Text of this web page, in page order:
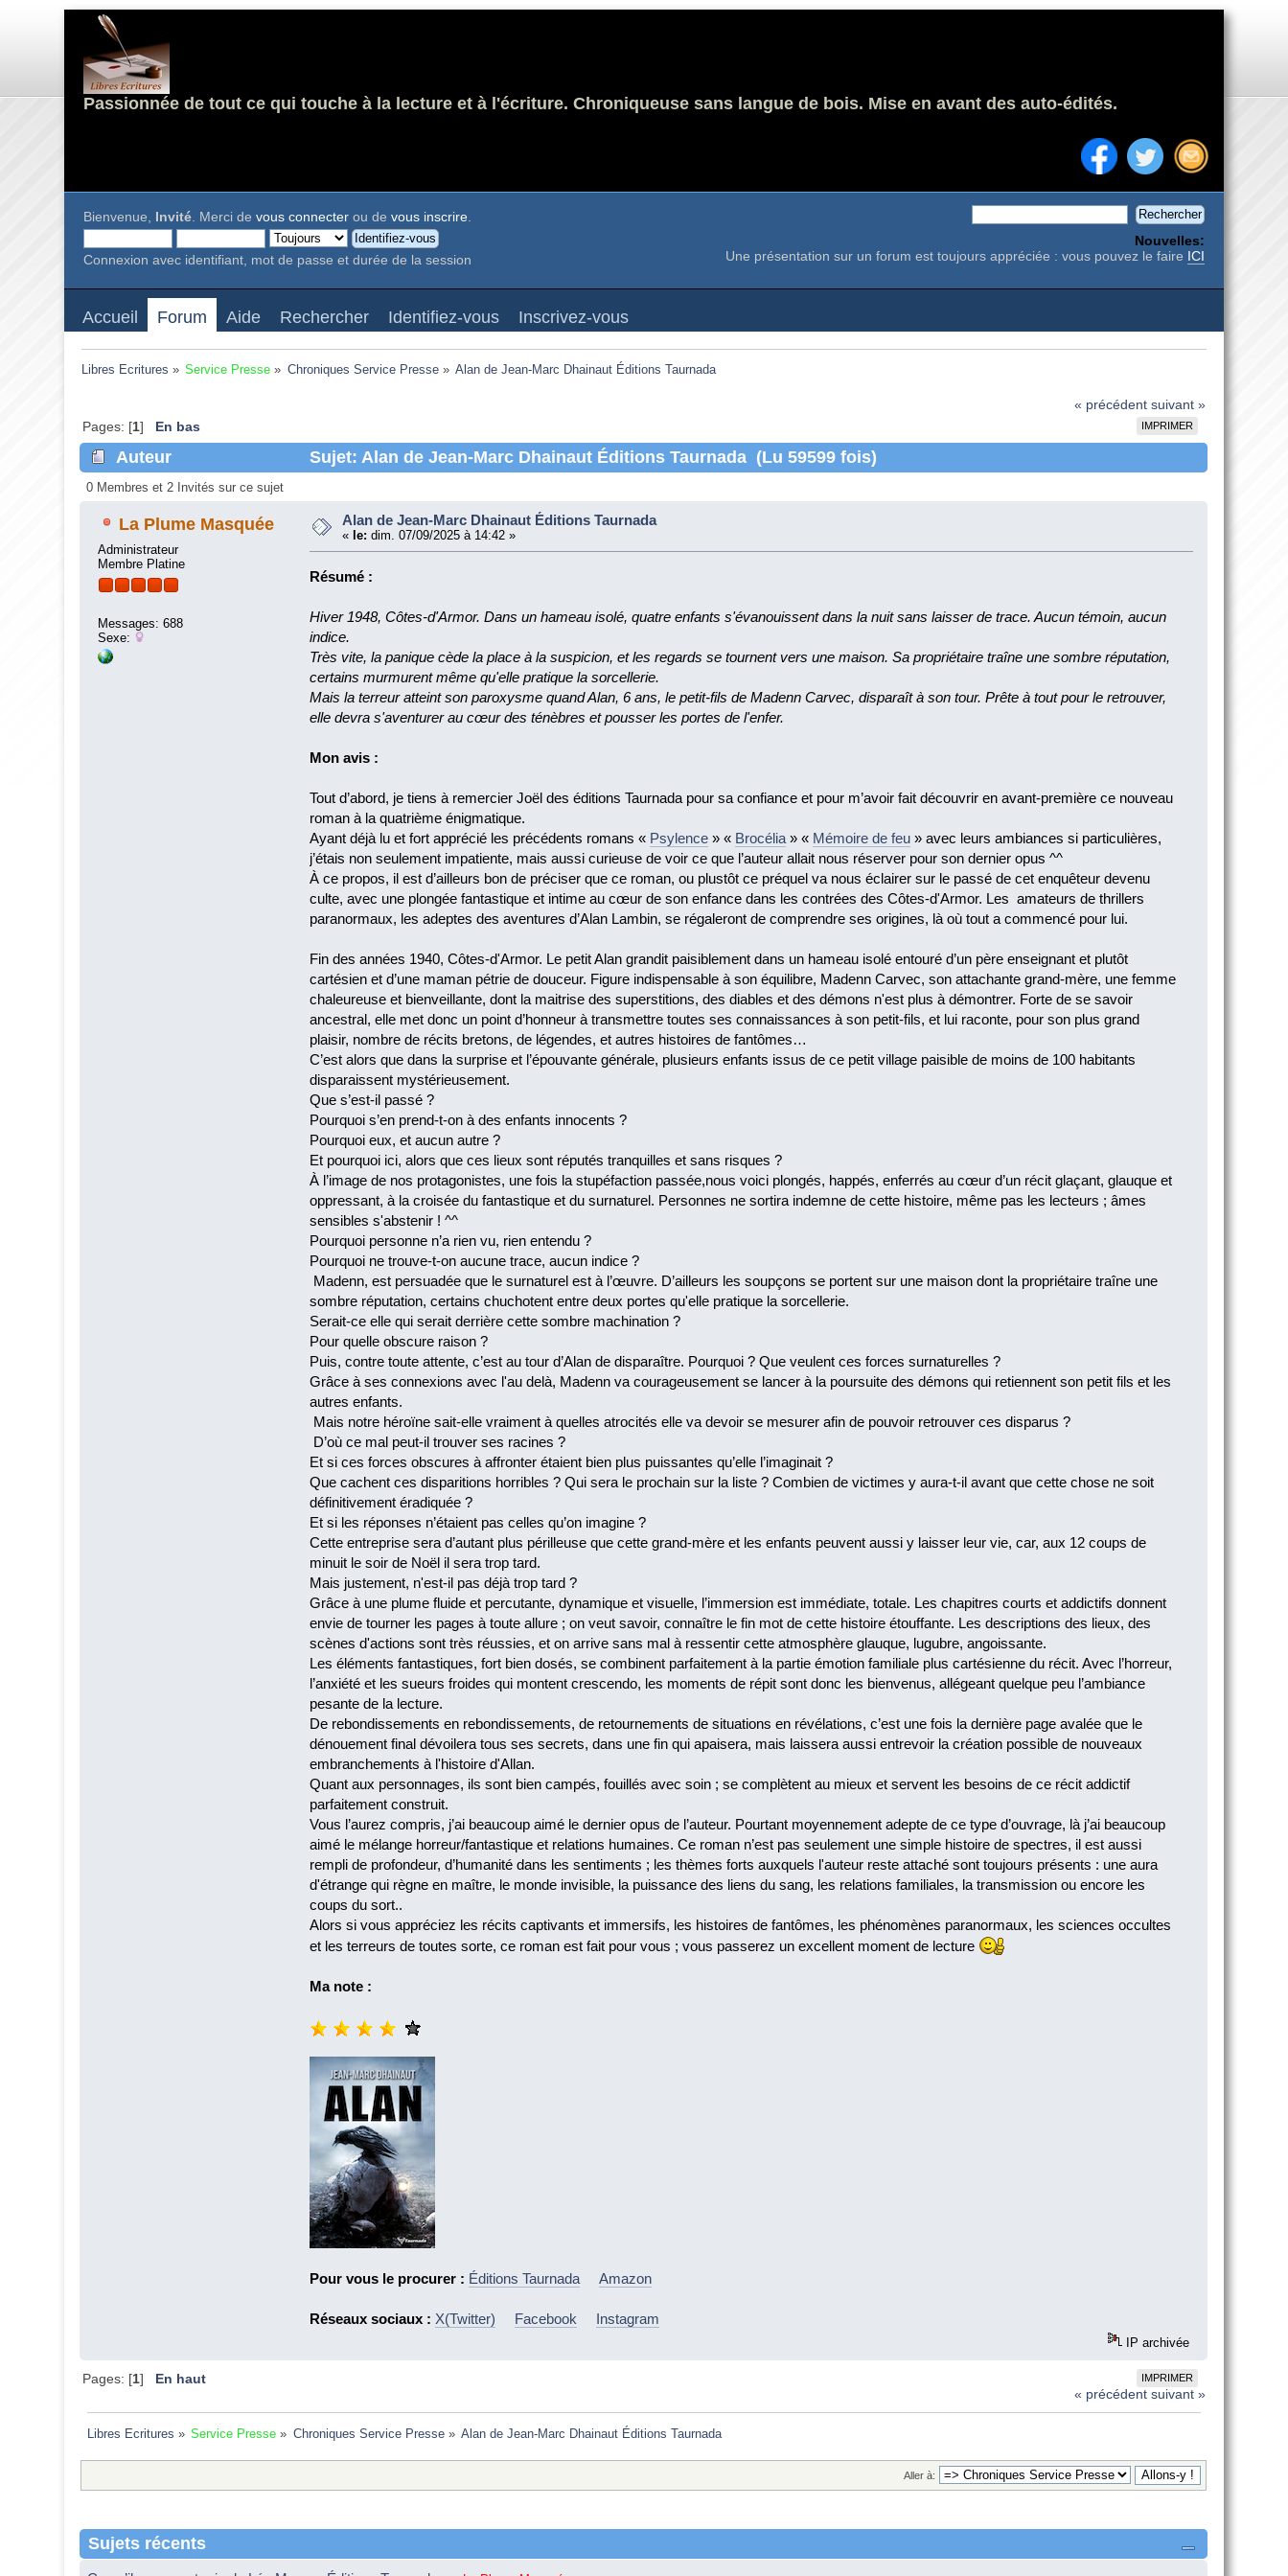
Passionnée de tout ce qui touche à la lecture et à l'écriture. Chroniqueuse sans langue de bois. Mise en avant des auto-édités.
Bienvenue, Invité. Merci devous connecter ou devous inscrire.
Connexion avec identifiant, mot de passe et durée de la session
Nouvelles:
Une présentation sur un forum est toujours appréciée : vous pouvez le faire ICI
Accueil Forum Aide Rechercher Identifiez-vous Inscrivez-vous
Libres Ecritures » Service Presse » Chroniques Service Presse» Alan de Jean-Marc Dhainaut Éditions Taurnada
« précédent suivant »
IMPRIMER
Pages: [1] En bas
Auteur Sujet: Alan de Jean-Marc Dhainaut Éditions Taurnada (Lu 59599 fois)
0 Membres et 2 Invités sur ce sujet
La Plume Masquée
Administrateur
Membre Platine
Messages: 688
Sexe:
Alan de Jean-Marc Dhainaut Éditions Taurnada
« le: dim. 07/09/2025 à 14:42 »
Résumé :
Hiver 1948, Côtes-d'Armor. Dans un hameau isolé, quatre enfants s'évanouissent dans la nuit sans laisser de trace. Aucun témoin, aucun
indice.
Très vite, la panique cède la place à la suspicion, et les regards se tournent vers une maison. Sa propriétaire traîne une sombre réputation,
certains murmurent même qu'elle pratique la sorcellerie.
Mais la terreur atteint son paroxysme quand Alan, 6 ans, le petit-fils de Madenn Carvec, disparaît à son tour. Prête à tout pour le retrouver,
elle devra s'aventurer au cœur des ténèbres et pousser les portes de l'enfer.
Mon avis :
Tout d’abord, je tiens à remercier Joël des éditions Taurnada pour sa confiance et pour m’avoir fait découvrir en avant-première ce nouveau
roman à la quatrième énigmatique.
Ayant déjà lu et fort apprécié les précédents romans « Psylence » « Brocélia » « Mémoire de feu » avec leurs ambiances si particulières,
j’étais non seulement impatiente, mais aussi curieuse de voir ce que l’auteur allait nous réserver pour son dernier opus ^^
À ce propos, il est d’ailleurs bon de préciser que ce roman, ou plustôt ce préquel va nous éclairer sur le passé de cet enquêteur devenu
culte, avec une plongée fantastique et intime au cœur de son enfance dans les contrées des Côtes-d'Armor. Les amateurs de thrillers
paranormaux, les adeptes des aventures d’Alan Lambin, se régaleront de comprendre ses origines, là où tout a commencé pour lui.
Fin des années 1940, Côtes-d'Armor. Le petit Alan grandit paisiblement dans un hameau isolé entouré d’un père enseignant et plutôt
cartésien et d’une maman pétrie de douceur. Figure indispensable à son équilibre, Madenn Carvec, son attachante grand-mère, une femme
chaleureuse et bienveillante, dont la maitrise des superstitions, des diables et des démons n'est plus à démontrer. Forte de se savoir
ancestral, elle met donc un point d’honneur à transmettre toutes ses connaissances à son petit-fils, et lui raconte, pour son plus grand
plaisir, nombre de récits bretons, de légendes, et autres histoires de fantômes…
C’est alors que dans la surprise et l’épouvante générale, plusieurs enfants issus de ce petit village paisible de moins de 100 habitants
disparaissent mystérieusement.
Que s’est-il passé ?
Pourquoi s’en prend-t-on à des enfants innocents ?
Pourquoi eux, et aucun autre ?
Et pourquoi ici, alors que ces lieux sont réputés tranquilles et sans risques ?
À l’image de nos protagonistes, une fois la stupéfaction passée,nous voici plongés, happés, enferrés au cœur d’un récit glaçant, glauque et
oppressant, à la croisée du fantastique et du surnaturel. Personnes ne sortira indemne de cette histoire, même pas les lecteurs ; âmes
sensibles s'abstenir ! ^^
Pourquoi personne n’a rien vu, rien entendu ?
Pourquoi ne trouve-t-on aucune trace, aucun indice ?
Madenn, est persuadée que le surnaturel est à l’œuvre. D’ailleurs les soupçons se portent sur une maison dont la propriétaire traîne une
sombre réputation, certains chuchotent entre deux portes qu'elle pratique la sorcellerie.
Serait-ce elle qui serait derrière cette sombre machination ?
Pour quelle obscure raison ?
Puis, contre toute attente, c’est au tour d’Alan de disparaître. Pourquoi ? Que veulent ces forces surnaturelles ?
Grâce à ses connexions avec l'au delà, Madenn va courageusement se lancer à la poursuite des démons qui retiennent son petit fils et les
autres enfants.
Mais notre héroïne sait-elle vraiment à quelles atrocités elle va devoir se mesurer afin de pouvoir retrouver ces disparus ?
D’où ce mal peut-il trouver ses racines ?
Et si ces forces obscures à affronter étaient bien plus puissantes qu’elle l’imaginait ?
Que cachent ces disparitions horribles ? Qui sera le prochain sur la liste ? Combien de victimes y aura-t-il avant que cette chose ne soit
définitivement éradiquée ?
Et si les réponses n’étaient pas celles qu’on imagine ?
Cette entreprise sera d’autant plus périlleuse que cette grand-mère et les enfants peuvent aussi y laisser leur vie, car, aux 12 coups de
minuit le soir de Noël il sera trop tard.
Mais justement, n'est-il pas déjà trop tard ?
Grâce à une plume fluide et percutante, dynamique et visuelle, l’immersion est immédiate, totale. Les chapitres courts et addictifs donnent
envie de tourner les pages à toute allure ; on veut savoir, connaître le fin mot de cette histoire étouffante. Les descriptions des lieux, des
scènes d'actions sont très réussies, et on arrive sans mal à ressentir cette atmosphère glauque, lugubre, angoissante.
Les éléments fantastiques, fort bien dosés, se combinent parfaitement à la partie émotion familiale plus cartésienne du récit. Avec l’horreur,
l’anxiété et les sueurs froides qui montent crescendo, les moments de répit sont donc les bienvenus, allégeant quelque peu l’ambiance
pesante de la lecture.
De rebondissements en rebondissements, de retournements de situations en révélations, c’est une fois la dernière page avalée que le
dénouement final dévoilera tous ses secrets, dans une fin qui apaisera, mais laissera aussi entrevoir la création possible de nouveaux
embranchements à l'histoire d'Allan.
Quant aux personnages, ils sont bien campés, fouillés avec soin ; se complètent au mieux et servent les besoins de ce récit addictif
parfaitement construit.
Vous l’aurez compris, j’ai beaucoup aimé le dernier opus de l’auteur. Pourtant moyennement adepte de ce type d’ouvrage, là j’ai beaucoup
aimé le mélange horreur/fantastique et relations humaines. Ce roman n’est pas seulement une simple histoire de spectres, il est aussi
rempli de profondeur, d’humanité dans les sentiments ; les thèmes forts auxquels l'auteur reste attaché sont toujours présents : une aura
d'étrange qui règne en maître, le monde invisible, la puissance des liens du sang, les relations familiales, la transmission ou encore les
coups du sort..
Alors si vous appréciez les récits captivants et immersifs, les histoires de fantômes, les phénomènes paranormaux, les sciences occultes
et les terreurs de toutes sorte, ce roman est fait pour vous ; vous passerez un excellent moment de lecture
Ma note :
Pour vous le procurer : Éditions Taurnada Amazon
Réseaux sociaux : X(Twitter) Facebook Instagram
IP archivée
IMPRIMER
Pages: [1]
En haut
« précédent suivant »
Libres Ecritures » Service Presse » Chroniques Service Presse» Alan de Jean-Marc Dhainaut Éditions Taurnada
Aller à:
Sujets récents